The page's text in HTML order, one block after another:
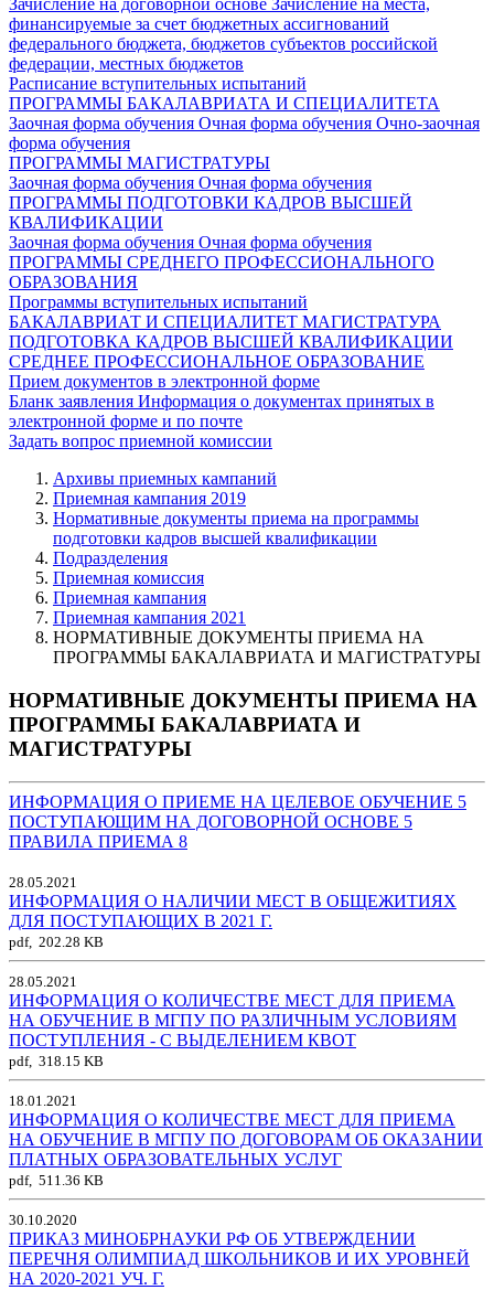
финансируемые за счет бюджетных ассигнований
федерального бюджета, бюджетов субъектов российской
федерации, местных бюджетов
Расписание вступительных испытаний
ПРОГРАММЫ БАКАЛАВРИАТА И СПЕЦИАЛИТЕТА
Заочная форма обучения Очная форма обучения Очно-заочная
форма обучения
ПРОГРАММЫ МАГИСТРАТУРЫ
Заочная форма обучения Очная форма обучения
ПРОГРАММЫ ПОДГОТОВКИ КАДРОВ ВЫСШЕЙ
КВАЛИФИКАЦИИ
Заочная форма обучения Очная форма обучения
ПРОГРАММЫ СРЕДНЕГО ПРОФЕССИОНАЛЬНОГО
ОБРАЗОВАНИЯ
Программы вступительных испытаний
БАКАЛАВРИАТ И СПЕЦИАЛИТЕТ МАГИСТРАТУРА
ПОДГОТОВКА КАДРОВ ВЫСШЕЙ КВАЛИФИКАЦИИ
СРЕДНЕЕ ПРОФЕССИОНАЛЬНОЕ ОБРАЗОВАНИЕ
Прием документов в электронной форме
Бланк заявления Информация о документах принятых в
электронной форме и по почте
Задать вопрос приемной комиссии
Архивы приемных кампаний
Приемная кампания 2019
Нормативные документы приема на программы
подготовки кадров высшей квалификации
Подразделения
Приемная комиссия
Приемная кампания
Приемная кампания 2021
НОРМАТИВНЫЕ ДОКУМЕНТЫ ПРИЕМА НА
ПРОГРАММЫ БАКАЛАВРИАТА И МАГИСТРАТУРЫ
НОРМАТИВНЫЕ ДОКУМЕНТЫ ПРИЕМА НА
ПРОГРАММЫ БАКАЛАВРИАТА И
МАГИСТРАТУРЫ
ИНФОРМАЦИЯ О ПРИЕМЕ НА ЦЕЛЕВОЕ ОБУЧЕНИЕ 5
ПОСТУПАЮЩИМ НА ДОГОВОРНОЙ ОСНОВЕ 5
ПРАВИЛА ПРИЕМА 8
28.05.2021
ИНФОРМАЦИЯ О НАЛИЧИИ МЕСТ В ОБЩЕЖИТИЯХ
ДЛЯ ПОСТУПАЮЩИХ В 2021 Г.
pdf, 202.28 KB
28.05.2021
ИНФОРМАЦИЯ О КОЛИЧЕСТВЕ МЕСТ ДЛЯ ПРИЕМА
НА ОБУЧЕНИЕ В МГПУ ПО РАЗЛИЧНЫМ УСЛОВИЯМ
ПОСТУПЛЕНИЯ - С ВЫДЕЛЕНИЕМ КВОТ
pdf, 318.15 KB
18.01.2021
ИНФОРМАЦИЯ О КОЛИЧЕСТВЕ МЕСТ ДЛЯ ПРИЕМА
НА ОБУЧЕНИЕ В МГПУ ПО ДОГОВОРАМ ОБ ОКАЗАНИИ
ПЛАТНЫХ ОБРАЗОВАТЕЛЬНЫХ УСЛУГ
pdf, 511.36 KB
30.10.2020
ПРИКАЗ МИНОБРНАУКИ РФ ОБ УТВЕРЖДЕНИИ
ПЕРЕЧНЯ ОЛИМПИАД ШКОЛЬНИКОВ И ИХ УРОВНЕЙ
НА 2020-2021 УЧ. Г.